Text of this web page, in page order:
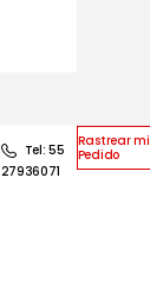
Tel: 55
27936071
Rastrear mi
Pedido